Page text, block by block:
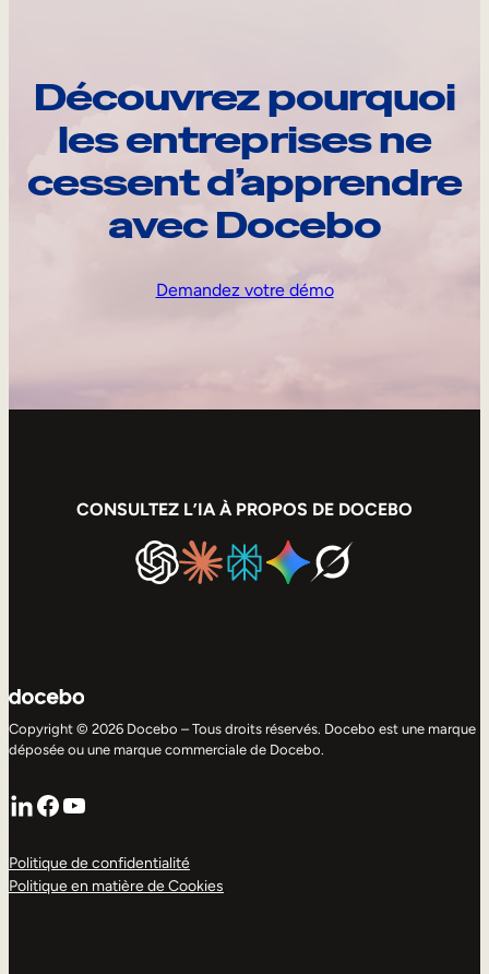
Découvrez pourquoi
les entreprises ne
cessent d’apprendre
avec Docebo
Demandez votre démo
CONSULTEZ L’IA À PROPOS DE DOCEBO
Copyright © 2026 Docebo – Tous droits réservés. Docebo est une marque
déposée ou une marque commerciale de Docebo.
LinkedIn
Facebook
YouTube
Politique de confidentialité
Politique en matière de Cookies